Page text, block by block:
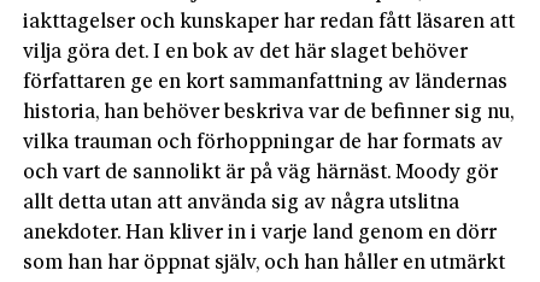
iakttagelser och kunskaper har redan fått läsaren att
vilja göra det. I en bok av det här slaget behöver
författaren ge en kort sammanfattning av ländernas
historia, han behöver beskriva var de befinner sig nu,
vilka trauman och förhoppningar de har formats av
och vart de sannolikt är på väg härnäst. Moody gör
allt detta utan att använda sig av några utslitna
anekdoter. Han kliver in i varje land genom en dörr
som han har öppnat själv, och han håller en utmärkt